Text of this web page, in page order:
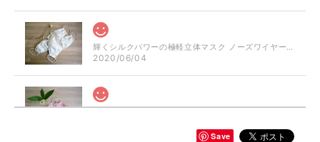
輝くシルクパワーの極軽立体マスク ノーズワイヤー入り（肌触りの良い着物の裏地絹100％）
2020/06/04
Save